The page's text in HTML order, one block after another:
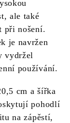
ale také
při nošení.
je navržen
vydržel
používání.
cm a šířka
pohodlí
na zápěstí,